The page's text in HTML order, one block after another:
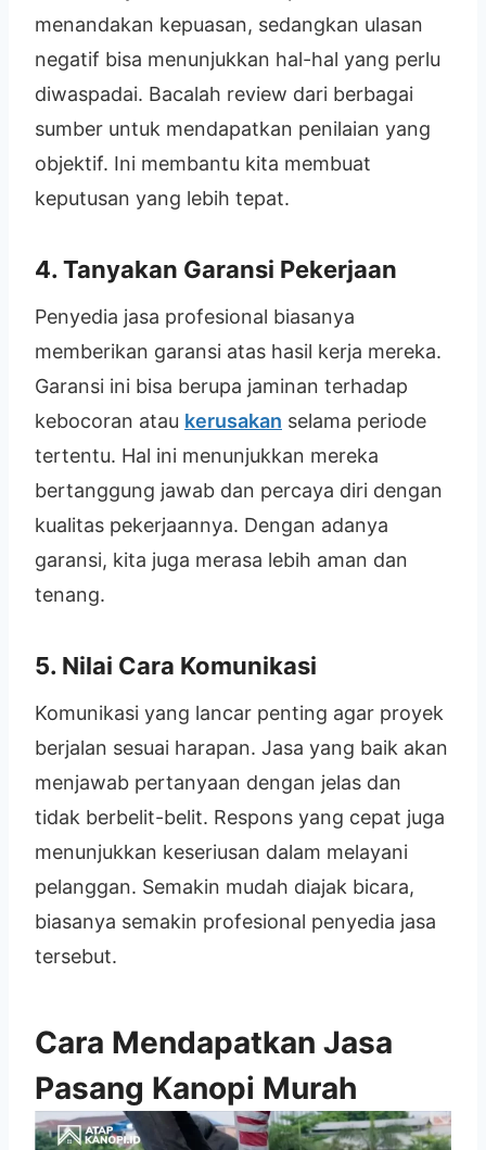
menandakan kepuasan, sedangkan ulasan
negatif bisa menunjukkan hal-hal yang perlu
diwaspadai. Bacalah review dari berbagai
sumber untuk mendapatkan penilaian yang
objektif. Ini membantu kita membuat
keputusan yang lebih tepat.
4. Tanyakan Garansi Pekerjaan
Penyedia jasa profesional biasanya
memberikan garansi atas hasil kerja mereka.
Garansi ini bisa berupa jaminan terhadap
kebocoran atau kerusakan selama periode
tertentu. Hal ini menunjukkan mereka
bertanggung jawab dan percaya diri dengan
kualitas pekerjaannya. Dengan adanya
garansi, kita juga merasa lebih aman dan
tenang.
5. Nilai Cara Komunikasi
Komunikasi yang lancar penting agar proyek
berjalan sesuai harapan. Jasa yang baik akan
menjawab pertanyaan dengan jelas dan
tidak berbelit-belit. Respons yang cepat juga
menunjukkan keseriusan dalam melayani
pelanggan. Semakin mudah diajak bicara,
biasanya semakin profesional penyedia jasa
tersebut.
Cara Mendapatkan Jasa
Pasang Kanopi Murah